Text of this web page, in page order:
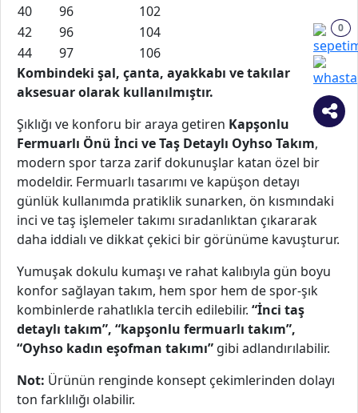
40
96
102
42
96
104
44
97
106
Kombindeki şal, çanta, ayakkabı ve takılar
aksesuar olarak kullanılmıştır.
Şıklığı ve konforu bir araya getiren Kapşonlu
Fermuarlı Önü İnci ve Taş Detaylı Oyhso Takım,
modern spor tarza zarif dokunuşlar katan özel bir
modeldir. Fermuarlı tasarımı ve kapüşon detayı
günlük kullanımda pratiklik sunarken, ön kısmındaki
inci ve taş işlemeler takımı sıradanlıktan çıkararak
daha iddialı ve dikkat çekici bir görünüme kavuşturur.
Yumuşak dokulu kumaşı ve rahat kalıbıyla gün boyu
konfor sağlayan takım, hem spor hem de spor-şık
kombinlerde rahatlıkla tercih edilebilir. “İnci taş
detaylı takım”, “kapşonlu fermuarlı takım”,
“Oyhso kadın eşofman takımı” gibi adlandırılabilir.
Not: Ürünün renginde konsept çekimlerinden dolayı
ton farklılığı olabilir.
0